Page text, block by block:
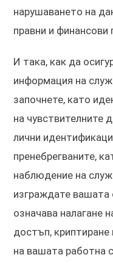
нарушаването на
правни и финансови
И така, как да
информация на
започнете, като
на чувствителните
лични
пренебрегваните,
наблюдение на
изграждате вашата
означава налагане
достъп,
на вашата работна